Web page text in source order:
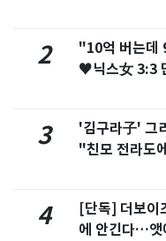
2
"10억 버는데
♥닉스女 3:3
3
'김구라子' 그
"친모 전라도
4
[단독] 더보이
에 안긴다…앳